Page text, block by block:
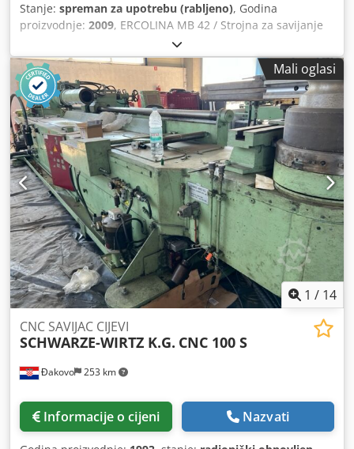
Stanje: spreman za upotrebu (rabljeno), Godina
proizvodnje: 2009, ERCOLINA MB 42 / Strojna za savijanje
cijevi bez trna -CE oznaka -Godina proizvodnje 2009. -
Kapacitet savijanja / čelična cijev 42,4 x 3 mm -Maks.
promjer cijevi (aluminij / bakar) 54 x 2 mm -Kapacitet
savijanja cijevi za namještaj 48 x 1,5 mm -Maks. debljina
materijala 30 mm -Maks. kut savijanja 210 stupnjeva -
Elektroničko upravljanje s digitalnim zaslonom -Maks. 30
memorijskih mjesta za programe -Programi s 9 savijanja -
Zaštita od preopterećenja / Da -Upravljanje: dvostruka
nožna pedala (savijanje - povrat) -Maks. brzina savijanja 2
ciklusa/min -Uključeno: 1 alat -1,1 kW -Nožni prekidač -
Dokumentacija Dimenzije: D x Š x V 0,5 x 0,6 x 1,2 metra /
Težina 100 kg Dksdpfx Apeznm Nfs Ajr Ispravci / pogreške
u unosu podataka zadržani.
Mali oglasi
1 / 14
Đakovo 253 km
CNC SAVIJAC CIJEVI
SCHWARZE-WIRTZ K.G. CNC 100 S
Informacije o cijeni Nazvati